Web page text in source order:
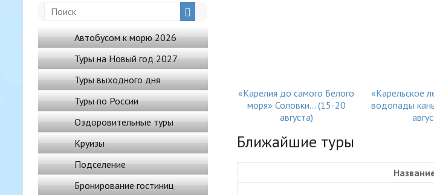
Автобусом к морю 2026
Туры на Новый год 2027
Туры выходного дня
Туры по России
Оздоровительные туры
Круизы
Подселение
Бронирование гостиниц
«Карелия до самого Белого
моря» Соловки… (15-20
августа)
«Карельское
водопады
Ближайшие туры